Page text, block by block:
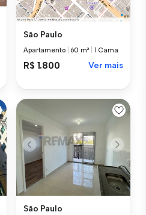
São Paulo
Apartamento 60 m² 1 Cama
R$ 1.800 Ver mais
São Paulo